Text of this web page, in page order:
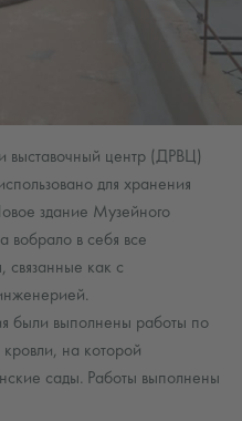
выставочный центр (ДРВЦ)
для хранения
здание Музейного
в себя все
как с
были выполнены работы по
кровли, на которой
сады. Работы выполнены